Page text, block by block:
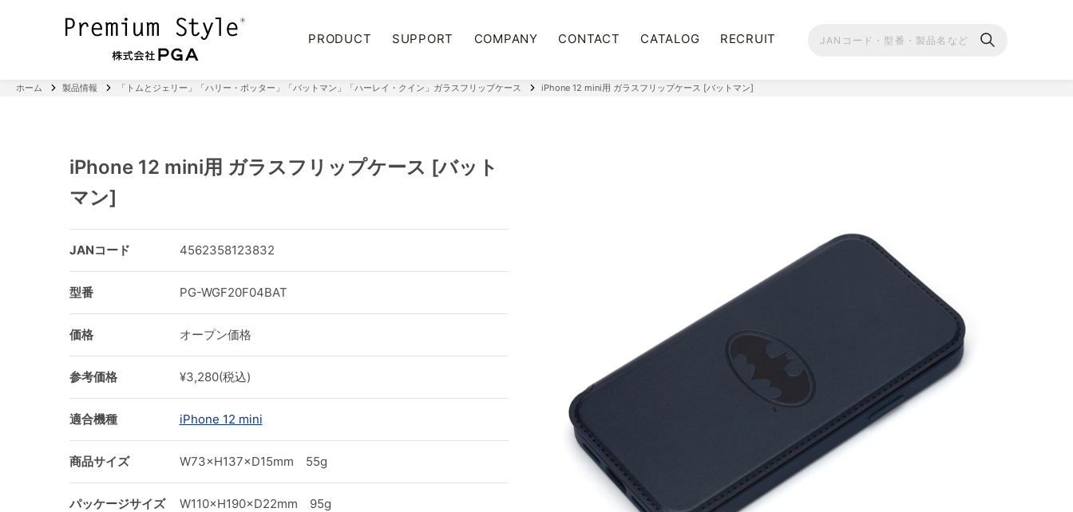
PRODUCT SUPPORT COMPANY CONTACT CATALOG RECRUIT
ホーム 製品情報 「トムとジェリー」「ハリー・ポッター」「バットマン」「ハーレイ・クイン」ガラスフリップケース iPhone 12 mini用 ガラスフリップケース [バットマン]
iPhone 12 mini用 ガラスフリップケース [バット
マン]
JANコード 4562358123832
型番 PG-WGF20F04BAT
価格 オープン価格
参考価格 ¥3,280(税込)
適合機種 iPhone 12 mini
商品サイズ W73×H137×D15mm 55g
パッケージサイズ W110×H190×D22mm 95g